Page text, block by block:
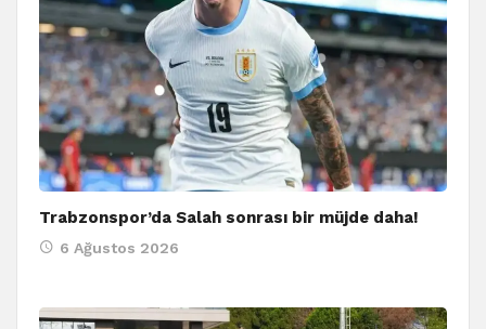
Trabzonspor’da Salah sonrası bir müjde daha!
6 Ağustos 2026